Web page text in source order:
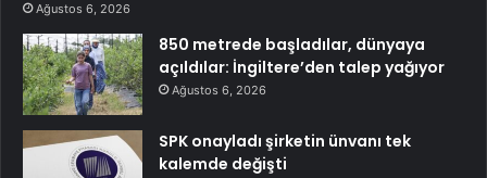
Ağustos 6, 2026
850 metrede başladılar, dünyaya
açıldılar: İngiltere’den talep yağıyor
Ağustos 6, 2026
SPK onayladı şirketin ünvanı tek
kalemde değişti